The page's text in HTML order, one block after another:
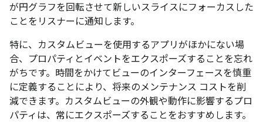
が円グラフを回転させて新しいスライスにフォーカスした
ことをリスナーに通知します。
特に、カスタムビューを使用するアプリがほかにない場
合、プロパティとイベントをエクスポーズすることを忘れ
がちです。時間をかけてビューのインターフェースを慎重
に定義することにより、将来のメンテナンス コストを削
減できます。カスタムビューの外観や動作に影響するプロ
パティは、常にエクスポーズすることをおすすめします。